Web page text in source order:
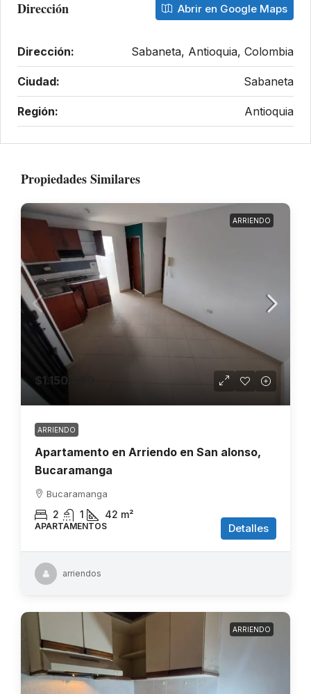
Dirección Abrir en Google Maps
Dirección: Sabaneta, Antioquia, Colombia
Ciudad: Sabaneta
Región: Antioquia
Propiedades Similares
ARRIENDO
$1.150.000
ARRIENDO
Apartamento en Arriendo en San alonso,
Bucaramanga
Bucaramanga
2 1 42 m²
APARTAMENTOS Detalles
arriendos
ARRIENDO